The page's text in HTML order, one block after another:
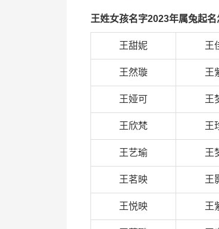
王姓女孩名字2023年属兔起名
王甜妮 王
王然璇 王
王娅可 王
王欣梵 王
王艺瑜 王
王茗映 王
王悦映 王